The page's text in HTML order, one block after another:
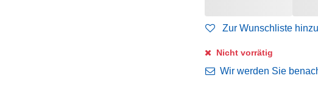
Zur Wunschliste
Nicht vorrätig
Wir werden Sie